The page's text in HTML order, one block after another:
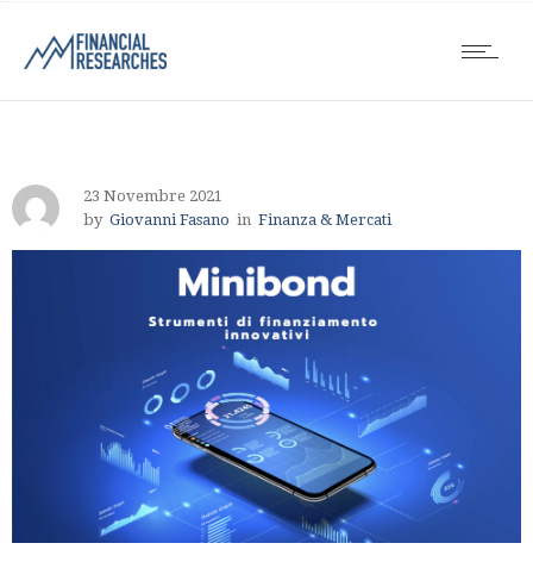
23 Novembre 2021
by Giovanni Fasano in Finanza & Mercati